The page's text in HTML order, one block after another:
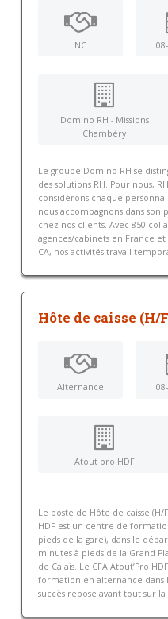
NC
Domino RH - Missions
Chambéry
Le groupe Domino RH se
des solutions RH. Pour nous,
considérons chaque
nous accompagnons dans
chez nos clients. Avec 850
agences/cabinets en France
CA, nos activités travail
Hôte de caisse (H/
Alternance
Atout pro HDF
Le poste de Hôte de caisse
HDF est un centre de
pieds de la gare), dans le
minutes à pieds de la Grand
de Calais. Le CFA Atout’Pro
formation en alternance
succès repose avant tout sur la